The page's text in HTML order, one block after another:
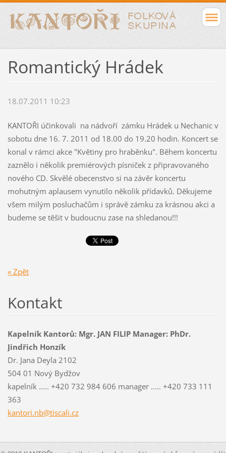
Romantický Hrádek
18.07.2011 10:23
KANTOŘI účinkovali na nádvoří zámku Hrádek u Nechanic v
sobotu dne 16. 7. 2011 od 18.00 do 19.20 hodin. Koncert se
konal v rámci akce "Květiny pro hraběnku". Během koncertu
zaznělo i několik premiérových písniček z připravovaného
nového CD. Skvělé obecenstvo si na závěr koncertu
mohutným aplausem vynutilo několik přídavků. Děkujeme
všem milým posluchačům i správě zámku za krásnou akci a
budeme se těšit v budoucnu zase na shledanou!!!
« Zpět
Kontakt
Kapelník Kantorů: Mgr. JAN FILIP Manager: PhDr.
Jindřich Honzík
Dr. Jana Deyla 2102
504 01 Nový Bydžov
kapelník ..... +420 732 984 606 manager ..... +420 733 111
363
kantori.nb@tiscali.cz